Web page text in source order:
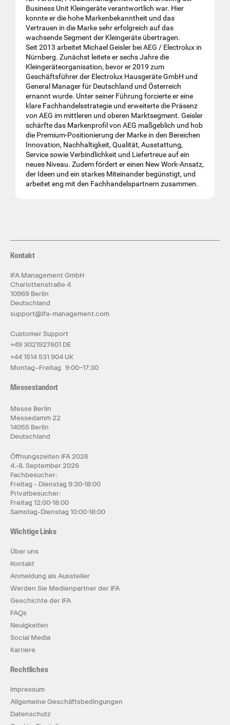
Business Unit Kleingeräte verantwortlich war. Hier
konnte er die hohe Markenbekanntheit und das
Vertrauen in die Marke sehr erfolgreich auf das
wachsende Segment der Kleingeräte übertragen.
Seit 2013 arbeitet Michael Geisler bei AEG / Electrolux in
Nürnberg. Zunächst leitete er sechs Jahre die
Kleingeräteorganisation, bevor er 2019 zum
Geschäftsführer der Electrolux Hausgeräte GmbH und
General Manager für Deutschland und Österreich
ernannt wurde. Unter seiner Führung forcierte er eine
klare Fachhandelsstrategie und erweiterte die Präsenz
von AEG im mittleren und oberen Marktsegment. Geisler
schärfte das Markenprofil von AEG maßgeblich und hob
die Premium-Positionierung der Marke in den Bereichen
Innovation, Nachhaltigkeit, Qualität, Ausstattung,
Service sowie Verbindlichkeit und Liefertreue auf ein
neues Niveau. Zudem fördert er einen New Work-Ansatz,
der Ideen und ein starkes Miteinander begünstigt, und
arbeitet eng mit den Fachhandelspartnern zusammen.
Kontakt
IFA Management GmbH
Charlottenstraße 4
10969 Berlin
Deutschland
support@ifa-management.com
Customer Support
+49 3021927601 DE
+44 1514 531 904 UK
Montag–Freitag 9:00–17:30
Messestandort
Messe Berlin
Messedamm 22
14055 Berlin
Deutschland
Öffnungszeiten IFA 2026
4.-8. September 2026
Fachbesucher:
Freitag - Dienstag 9:30-18:00
Privatbesucher:
Freitag 12:00-18:00
Samstag-Dienstag 10:00-18:00
Wichtige Links
Über uns
Kontakt
Anmeldung als Aussteller
Werden Sie Medienpartner der IFA
Geschichte der IFA
FAQs
Neuigkeiten
Social Media
Karriere
Rechtliches
Impressum
Allgemeine Geschäftsbedingungen
Datenschutz